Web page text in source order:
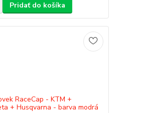
Pridať do košíka